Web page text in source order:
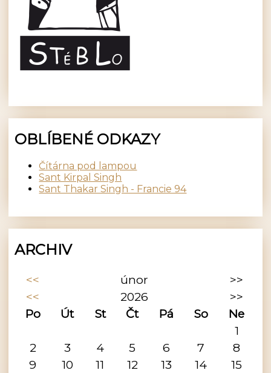
OBLÍBENÉ ODKAZY
Čítárna pod lampou
Sant Kirpal Singh
Sant Thakar Singh - Francie 94
ARCHIV
<< únor
>>
<<
2026
>>
Po
Út St Čt Pá So
Ne
1
2
3 4 5 6 7
8
9
10 11 12 13 14
15